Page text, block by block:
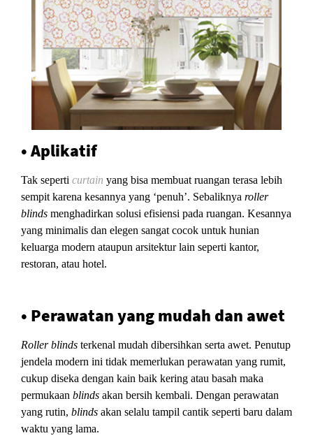
• Aplikatif
Tak seperti curtain yang bisa membuat ruangan terasa lebih
sempit karena kesannya yang ‘penuh’. Sebaliknya roller
blinds menghadirkan solusi efisiensi pada ruangan. Kesannya
yang minimalis dan elegen sangat cocok untuk hunian
keluarga modern ataupun arsitektur lain seperti kantor,
restoran, atau hotel.
• Perawatan yang mudah dan awet
Roller blinds terkenal mudah dibersihkan serta awet. Penutup
jendela modern ini tidak memerlukan perawatan yang rumit,
cukup diseka dengan kain baik kering atau basah maka
permukaan blinds akan bersih kembali. Dengan perawatan
yang rutin, blinds akan selalu tampil cantik seperti baru dalam
waktu yang lama.